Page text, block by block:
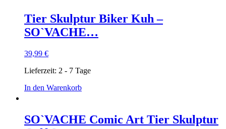
Tier Skulptur Biker Kuh –
SO`VACHE…
39,99 €
Lieferzeit: 2 - 7 Tage
In den Warenkorb
SO`VACHE Comic Art Tier Skulptur